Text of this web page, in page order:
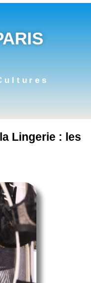
Lingerie : les